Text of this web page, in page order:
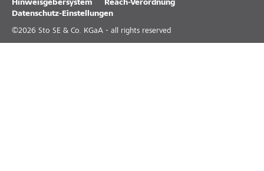
Hinweisgebersystem
Reach-Verordnung
Datenschutz-Einstellungen
©2026 Sto SE & Co. KGaA - all rights reserved